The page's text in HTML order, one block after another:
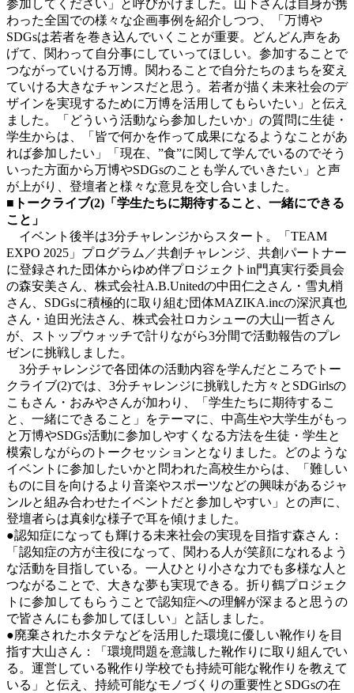
参加してください」と呼びかけました。山下さんは自身が携
わった全国での様々な企画事例を紹介しつつ、「万博や
SDGsは若者を巻き込んでいくことが重要。どんどん声をあ
げて、関わって自分事にしていってほしい。参加することで
つながっていける万博。関わることで自分たちのまちを変え
ていける大きなチャンスだと思う。若者が描く未来社会のデ
ザインを実現するために万博を活用してもらいたい」と伝え
ました。「どういう活動なら参加したいか」の質問に生徒・
学生からは、「皆で何かを作って成果になるようなことがあ
れば参加したい」「現在、”食”に関して学んでいるのでそう
いった方面から万博やSDGsのことも学んでいきたい」と声
が上がり、登壇者と様々な意見を交し合いました。
■トークライブ(2)「学生たちに期待すること、一緒にできる
こと」
イベント後半は3分チャレンジからスタート。「TEAM
EXPO 2025」プログラム／共創チャレンジ、共創パートナー
に登録された団体からゆめ伴プロジェクトin門真実行委員会
の森安美さん、株式会社A.B.Unitedの中田仁之さん・雪丸梢
さん、SDGsに積極的に取り組む団体MAZIKA.incの深沢真也
さん・迫田光法さん、株式会社ロカシューの大山一哲さん
が、ストップウォッチで計りながら3分間で活動報告のプレ
ゼンに挑戦しました。
3分チャレンジで各団体の活動内容を学んだところでトー
クライブ(2)では、3分チャレンジに挑戦した方々とSDGirlsの
こもさん・おみやさんが加わり、「学生たちに期待するこ
と、一緒にできること」をテーマに、中高生や大学生がもっ
と万博やSDGs活動に参加しやすくなる方法を生徒・学生と
模索しながらのトークセッションとなりました。どのような
イベントに参加したいかと問われた高校生からは、「難しい
ものに目を向けるより音楽やスポーツなどの興味があるジャ
ンルと組み合わせたイベントだと参加しやすい」との声に、
登壇者らは真剣な様子で耳を傾けました。
●認知症になっても輝ける未来社会の実現を目指す森さん：
「認知症の方が主役になって、関わる人が笑顔になれるよう
な活動を目指している。一人ひとり小さな力でも多様な人と
つながることで、大きな夢も実現できる。折り鶴プロジェク
トに参加してもらうことで認知症への理解が深まると思うの
で皆さんにも参加してほしい」と話しました。
●廃棄されたホタテなどを活用した環境に優しい靴作りを目
指す大山さん：「環境問題を意識した靴作りに取り組んでい
る。運営している靴作り学校でも持続可能な靴作りを教えて
いる」と伝え、持続可能なモノづくりの重要性とSDGsの在